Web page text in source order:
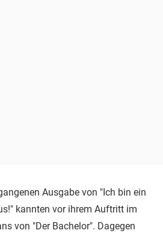
Ausgabe von "Ich bin ein
kannten vor ihrem Auftritt im
von "Der Bachelor". Dagegen